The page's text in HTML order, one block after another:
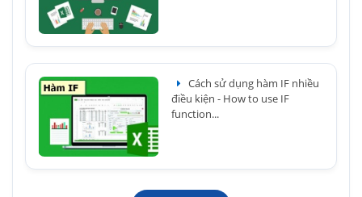
Cách sử dụng hàm IF nhiều
điều kiện - How to use IF
function...